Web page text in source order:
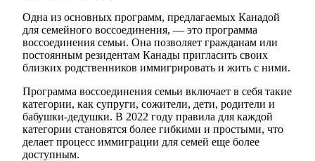
Одна из основных программ, предлагаемых Канадой
для семейного воссоединения, — это программа
воссоединения семьи. Она позволяет гражданам или
постоянным резидентам Канады пригласить своих
близких родственников иммигрировать и жить с ними.
Программа воссоединения семьи включает в себя такие
категории, как супруги, сожители, дети, родители и
бабушки-дедушки. В 2022 году правила для каждой
категории становятся более гибкими и простыми, что
делает процесс иммиграции для семей еще более
доступным.